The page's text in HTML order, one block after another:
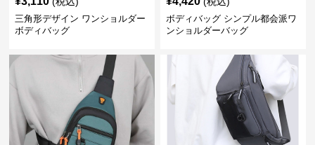
三角形デザイン ワンショルダー
ボディバッグ
ボディバッグ シンプル都会派ワ
ンショルダーバッグ